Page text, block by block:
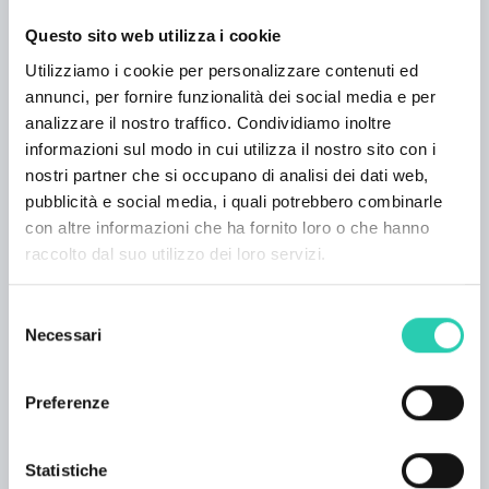
Questo sito web utilizza i cookie
Utilizziamo i cookie per personalizzare contenuti ed
annunci, per fornire funzionalità dei social media e per
analizzare il nostro traffico. Condividiamo inoltre
informazioni sul modo in cui utilizza il nostro sito con i
nostri partner che si occupano di analisi dei dati web,
pubblicità e social media, i quali potrebbero combinarle
con altre informazioni che ha fornito loro o che hanno
raccolto dal suo utilizzo dei loro servizi.
delNecessari
Preferenze
Statistiche
guardaroba) Appartamento Kanin, doccia e
bagno, WC, 2 camere da letto Persone: 1-6
Camera doppia Mija, doccia e bagno, WC,
terrazza Superficie: 24 m² Persone: 1-2 APP: 5
app. (3+2, 2+1, 2+1, 2+2, 2+2) LETTI: 11+8
OFFERTA: appartamento nuovo, confortevole,
modernamente attrezzato, aria condizionata,
internet wireless, macchina per il caffè,
lavatrice, asciugatrice, lavastoviglie, tostapane,
forno, piastra in ceramica, TV al plasma,
biciclette, grande giardino con piscina per
gastronomica POSIZIONE: ai margini di Kobarid,
punto di partenza perfetto per tutti i tipi di